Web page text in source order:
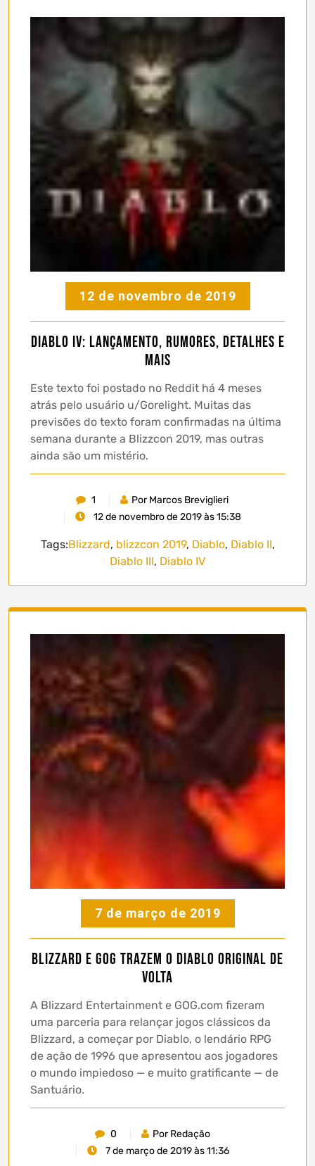
12 de novembro de 2019
Diablo IV: Lançamento, Rumores, Detalhes e
Mais
Este texto foi postado no Reddit há 4 meses
atrás pelo usuário u/Gorelight. Muitas das
previsões do texto foram confirmadas na última
semana durante a Blizzcon 2019, mas outras
ainda são um mistério.
1
Por Marcos Breviglieri
12 de novembro de 2019 às 15:38
Tags:Blizzard, blizzcon 2019, Diablo, Diablo II,
Diablo III, Diablo IV
7 de março de 2019
Blizzard e GOG trazem o Diablo original de
volta
A Blizzard Entertainment e GOG.com fizeram
uma parceria para relançar jogos clássicos da
Blizzard, a começar por Diablo, o lendário RPG
de ação de 1996 que apresentou aos jogadores
o mundo impiedoso — e muito gratificante — de
Santuário.
0
Por Redação
7 de março de 2019 às 11:36